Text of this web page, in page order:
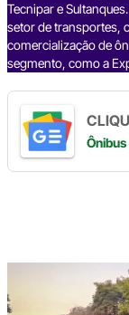
Tecnipar e
setor de transportes,
comercialização de
segmento, como a
o